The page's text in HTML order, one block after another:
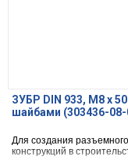
ЗУБР DIN 933, M8 х
шайбами (303436-08-
Для создания
конструкций в